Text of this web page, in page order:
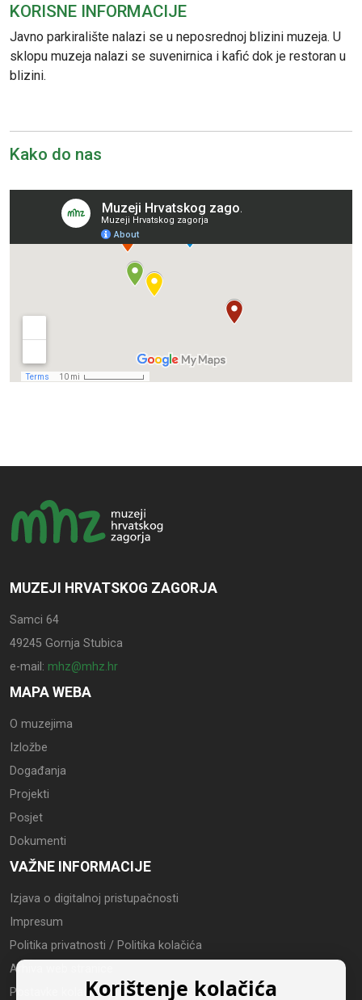
KORISNE INFORMACIJE
Javno parkiralište nalazi se u neposrednoj blizini muzeja. U
sklopu muzeja nalazi se suvenirnica i kafić dok je restoran u
blizini.
Kako do nas
MUZEJI HRVATSKOG ZAGORJA
Samci 64
49245 Gornja Stubica
e-mail: mhz@mhz.hr
MAPA WEBA
O muzejima
Izložbe
Događanja
Projekti
Posjet
Dokumenti
VAŽNE INFORMACIJE
Izjava o digitalnoj pristupačnosti
Impresum
Politika privatnosti / Politika kolačića
Arhiva web stranice
Postavke kolačićaKorištenje kolačića